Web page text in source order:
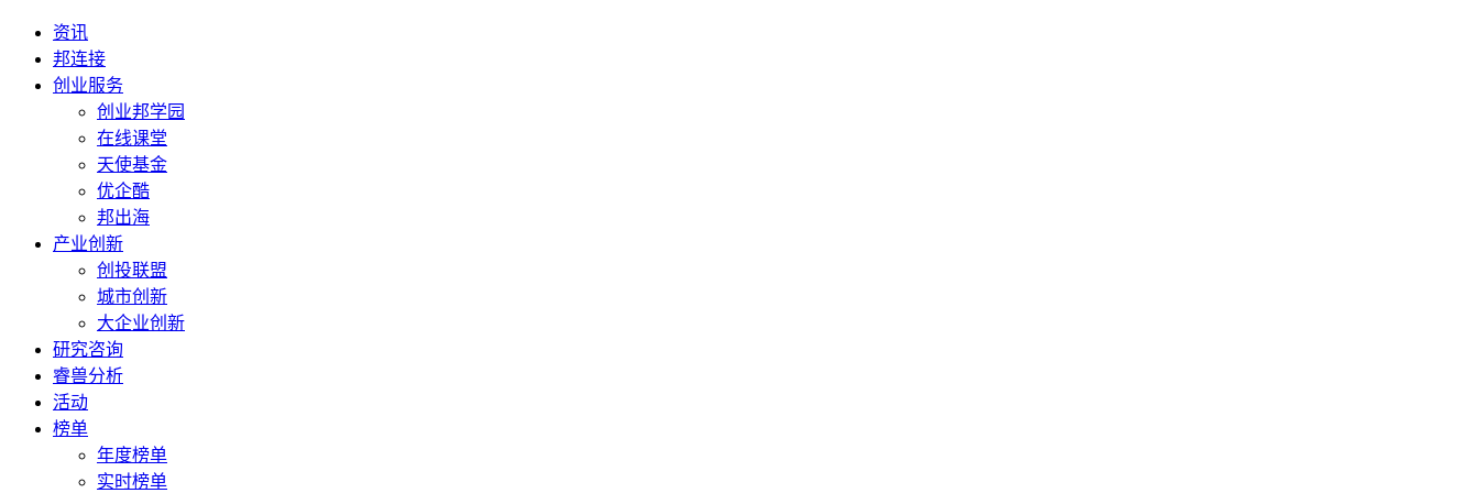
资讯
邦连接
创业服务
创业邦学园
在线课堂
天使基金
优企酷
邦出海
产业创新
创投联盟
城市创新
大企业创新
研究咨询
睿兽分析
活动
榜单
年度榜单
实时榜单